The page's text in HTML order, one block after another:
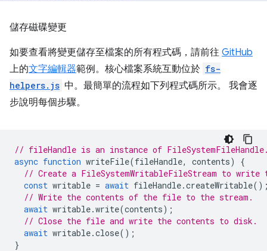
儲存磁碟變更
如要查看將變更儲存至檔案的所有程式碼，請前往 GitHub
上的文字編輯器範例。核心檔案系統互動位於 fs-
helpers.js 中。最簡單的流程如下列程式碼所示。 我會逐
步說明每個步驟。
// fileHandle is an instance of
async function writeFile(fileHandle, contents)
{
// Create a FileSystemWritableFileStream to write
const writable = await fileHandle.createWritable
// Write the contents of the file to the stream.
await writable.write(contents);
// Close the file and write the contents to disk.
await writable.close();
}